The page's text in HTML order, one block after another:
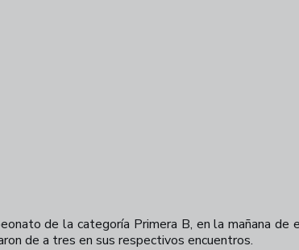
de la categoría Primera B, en la mañana
de a tres en sus respectivos encuentros.